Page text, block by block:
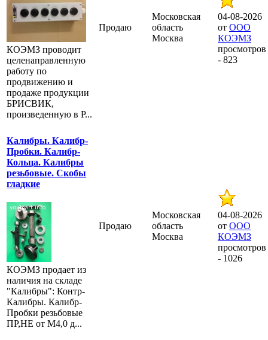
КОЭМЗ проводит
целенаправленную
работу по
продвижению и
продаже продукции
БРИСВИК,
произведенную в Р...
Продаю
Московская
область
Москва
04-08-2026
от ООО
КОЭМЗ
просмотров
- 823
Калибры. Калибр-
Пробки. Калибр-
Кольца. Калибры
резьбовые. Скобы
гладкие
КОЭМЗ продает из
наличия на складе
"Калибры": Контр-
Калибры. Калибр-
Пробки резьбовые
ПР,НЕ от М4,0 д...
Продаю
Московская
область
Москва
04-08-2026
от ООО
КОЭМЗ
просмотров
- 1026